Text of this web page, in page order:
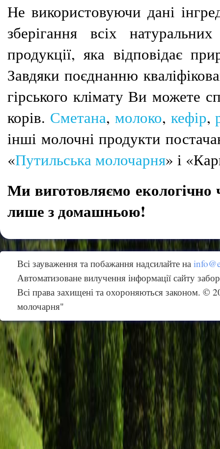
Не використовуючи дані
зберігання всіх
продукції, яка відповідає
Завдяки поєднанню
гірського клімату Ви можете
корів. Сметана, молоко, кефір,
інші молочні продукти
«Путильська молочарня» і
Ми виготовляємо
лише з домашньою!
Всі зауваження та побажання надсилайте на
Автоматизоване вилучення інформації сайту
Всі права захищені та охороняються законом. ©
молочарня"